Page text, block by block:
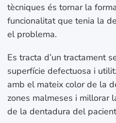
tècniques és tornar la
funcionalitat que tenia la
el problema.
Es tracta d’un tractament
superfície defectuosa i
amb el mateix color de la
zones malmeses i millorar
de la dentadura del